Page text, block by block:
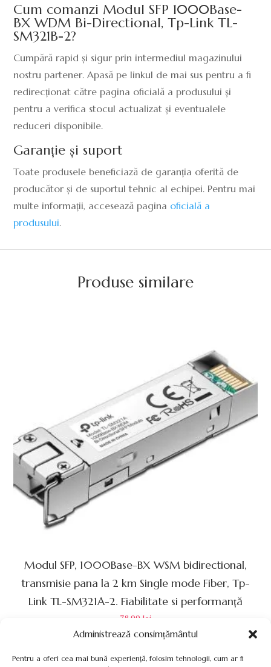
Administrează consimțământul
Pentru a oferi cea mai bună experiență, folosim tehnologii, cum ar fi
Cum comanzi Modul SFP 1000Base-
BX WDM Bi-Directional, Tp-Link TL-
SM321B-2?
Cumpără rapid și sigur prin intermediul magazinului
nostru partener. Apasă pe linkul de mai sus pentru a fi
redirecționat către pagina oficială a produsului și
pentru a verifica stocul actualizat și eventualele
reduceri disponibile.
Garanție și suport
Toate produsele beneficiază de garanția oferită de
producător și de suportul tehnic al echipei. Pentru mai
multe informații, accesează pagina oficială a
produsului.
Produse similare
Modul SFP, 1000Base-BX WSM bidirectional,
transmisie pana la 2 km Single mode Fiber, Tp-
Link TL-SM321A-2. Fiabilitate si performanță
78.99 lei